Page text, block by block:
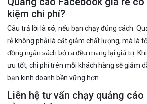
kiệm chi phí?
Câu trả lời là có, nếu bạn chạy đúng cách.
rẻ không phải là cắt giảm chất lượng, mà là
đồng ngân sách bỏ ra đều mang lại giá trị.
ưu tốt, chi phí trên mỗi khách hàng sẽ giảm
bạn kinh doanh bền vững hơn.
Liên hệ tư vấn chạy quảng cáo